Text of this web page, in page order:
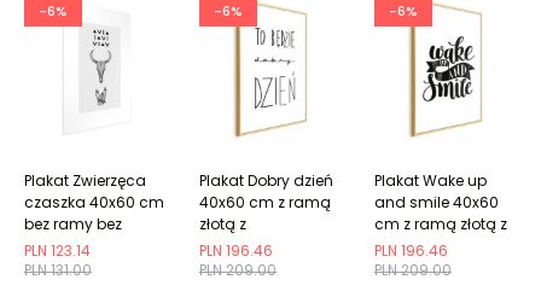
-6%
PLN 131.00
PLN 123.14
Plakat Zwierzęca
czaszka 40x60 cm
bez ramy bez
marginesu
-6%
PLN 209.00
PLN 196.46
Plakat Dobry dzień
40x60 cm z ramą
złotą z
marginesem
-6%
PLN 209.00
PLN 196.46
Plakat Wake up
and smile 40x60
cm z ramą złotą z
marginesem